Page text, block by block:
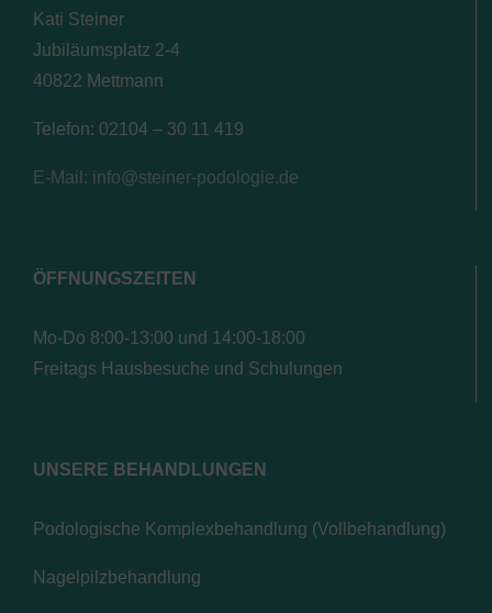
Kati Steiner
Jubiläumsplatz 2-4
40822 Mettmann
Telefon: 02104 – 30 11 419
E-Mail: info@steiner-podologie.de
ÖFFNUNGSZEITEN
Mo-Do 8:00-13:00 und 14:00-18:00
Freitags Hausbesuche und Schulungen
UNSERE BEHANDLUNGEN
Podologische Komplexbehandlung (Vollbehandlung)
Nagelpilzbehandlung